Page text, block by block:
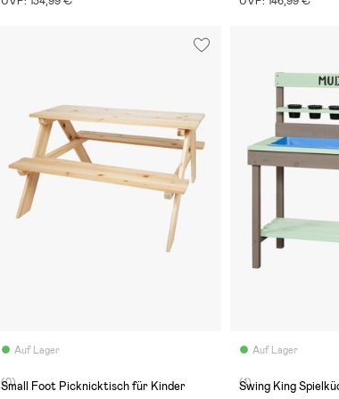
Auf Lager
(0)
Small Foot Picknicktisch für Kinder
Auf Lager
(1)
Swing King